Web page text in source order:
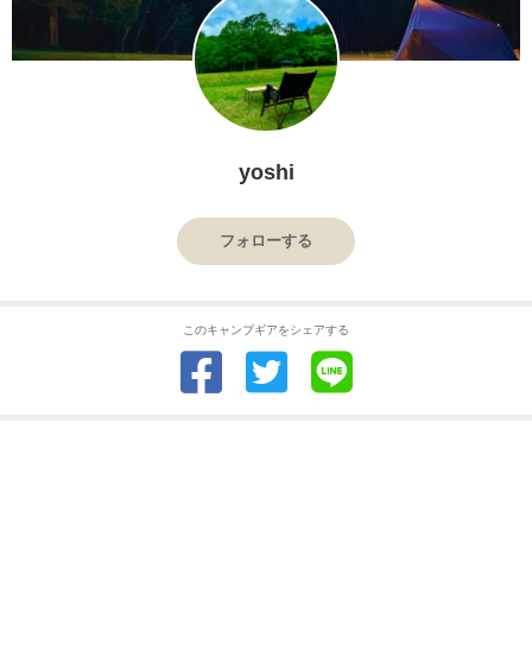
yoshi
フォローする
このキャンプギアをシェアする